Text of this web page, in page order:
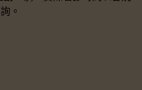
。